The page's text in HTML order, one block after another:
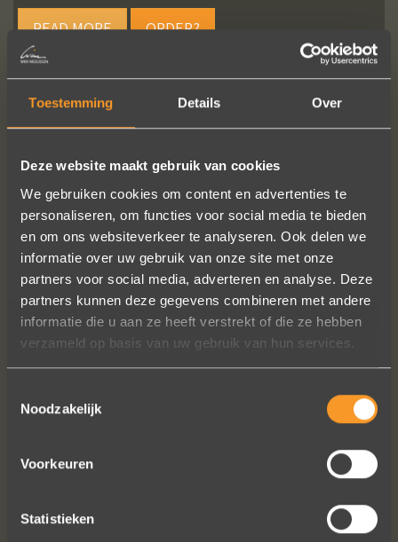
Toestemming Details Over
Deze website maakt gebruik van cookies
We gebruiken cookies om content en advertenties te
personaliseren, om functies voor social media te bieden
en om ons websiteverkeer te analyseren. Ook delen we
informatie over uw gebruik van onze site met onze
partners voor social media, adverteren en analyse. Deze
partners kunnen deze gegevens combineren met andere
informatie die u aan ze heeft verstrekt of die ze hebben
verzameld op basis van uw gebruik van hun services.
Noodzakelijk
Voorkeuren
Statistieken
READ MORE ORDER?
A+ voor ontwerp, klantenservice.
Bedankt voor al je inspanningen en
geduld toen we deze ringen
jaar lang online naar ringen gekeken,